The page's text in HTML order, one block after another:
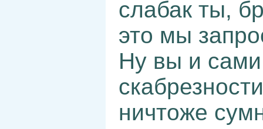
слабак ты,
это мы
Ну вы и сами
ничтоже